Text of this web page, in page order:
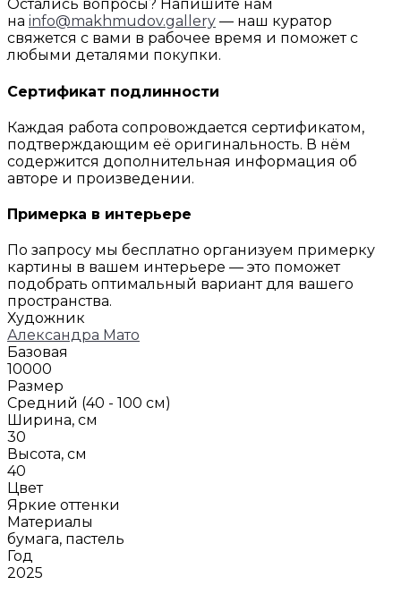
Остались вопросы? Напишите нам
на info@makhmudov.gallery — наш куратор
свяжется с вами в рабочее время и поможет с
любыми деталями покупки.
Сертификат подлинности
Каждая работа сопровождается сертификатом,
подтверждающим её оригинальность. В нём
содержится дополнительная информация об
авторе и произведении.
Примерка в интерьере
По запросу мы бесплатно организуем примерку
картины в вашем интерьере — это поможет
подобрать оптимальный вариант для вашего
пространства.
Художник
Александра Мато
Базовая
10000
Размер
Средний (40 - 100 см)
Ширина, см
30
Высота, см
40
Цвет
Яркие оттенки
Материалы
бумага, пастель
Год
2025